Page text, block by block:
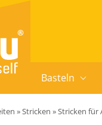
Basteln
»Stricken »Stricken für